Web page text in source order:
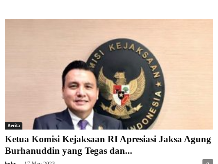
Berita
Ketua Komisi Kejaksaan RI Apresiasi Jaksa Agung
Burhanuddin yang Tegas dan...